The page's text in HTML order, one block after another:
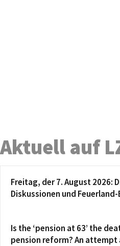
Aktuell auf
Freitag, der 7. August 2026:
Diskussionen und
Is the ‘pension at 63’ the
pension reform? An attempt